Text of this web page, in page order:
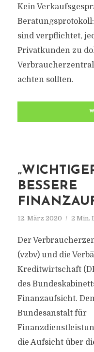
Kein
sind verpflichtet,
Privatkunden zu
achten sollten.
BESSERE
12. März 2020 2 Min.
Der
(vzbv) und die
Kreditwirtschaft
des
Finanzaufsicht.
Bundesanstalt für
die Aufsicht über